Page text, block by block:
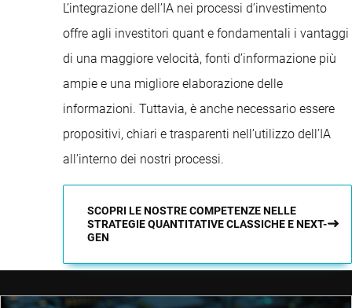
L’integrazione dell’IA nei processi d’investimento
offre agli investitori quant e fondamentali i vantaggi
di una maggiore velocità, fonti d’informazione più
ampie e una migliore elaborazione delle
informazioni. Tuttavia, è anche necessario essere
propositivi, chiari e trasparenti nell’utilizzo dell’IA
all’interno dei nostri processi.
SCOPRI LE NOSTRE COMPETENZE NELLE
STRATEGIE QUANTITATIVE CLASSICHE E NEXT-
GEN